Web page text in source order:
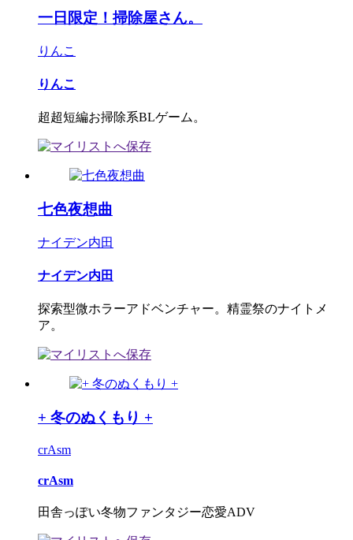
一日限定！掃除屋さん。
りんこ
りんこ
超超短編お掃除系BLゲーム。
七色夜想曲
ナイデン内田
ナイデン内田
探索型微ホラーアドベンチャー。精霊祭のナイトメ
ア。
+ 冬のぬくもり +
crAsm
crAsm
田舎っぽい冬物ファンタジー恋愛ADV